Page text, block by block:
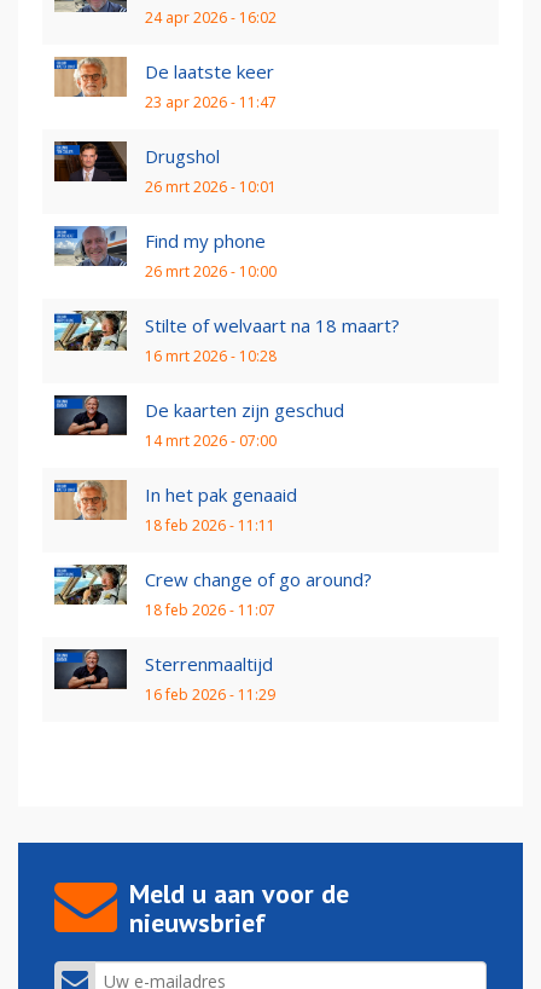
24 apr 2026 - 16:02
De laatste keer
23 apr 2026 - 11:47
Drugshol
26 mrt 2026 - 10:01
Find my phone
26 mrt 2026 - 10:00
Stilte of welvaart na 18 maart?
16 mrt 2026 - 10:28
De kaarten zijn geschud
14 mrt 2026 - 07:00
In het pak genaaid
18 feb 2026 - 11:11
Crew change of go around?
18 feb 2026 - 11:07
Sterrenmaaltijd
16 feb 2026 - 11:29
Meld u aan voor de
nieuwsbrief